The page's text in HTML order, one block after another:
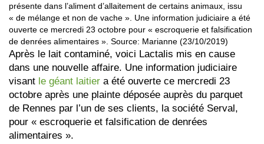
présente dans l’aliment d’allaitement de certains animaux, issu
« de mélange et non de vache ». Une information judiciaire a été
ouverte ce mercredi 23 octobre pour « escroquerie et falsification
de denrées alimentaires ». Source: Marianne (23/10/2019)
Après le lait contaminé, voici Lactalis mis en cause
dans une nouvelle affaire. Une information judiciaire
visant le géant laitier a été ouverte ce mercredi 23
octobre après une plainte déposée auprès du parquet
de Rennes par l’un de ses clients, la société Serval,
pour « escroquerie et falsification de denrées
alimentaires ».